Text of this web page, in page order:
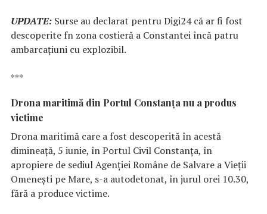
UPDATE: Surse au declarat pentru Digi24 că ar fi fost
descoperite fn zona costieră a Constantei încă patru
ambarcaţiuni cu explozibil.
***
Drona maritimă din Portul Constanța nu a produs
victime
Drona maritimă care a fost descoperită în acestă
dimineață, 5 iunie, în Portul Civil Constanța, în
apropiere de sediul Agenției Române de Salvare a Vieții
Omenești pe Mare, s-a autodetonat, în jurul orei 10.30,
fără a produce victime.